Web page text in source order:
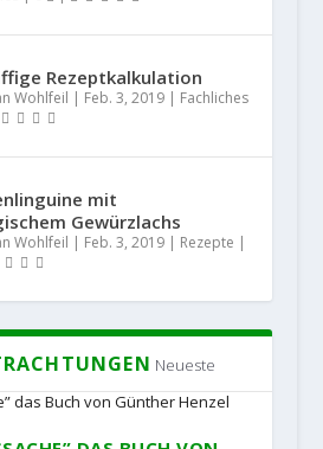
Rezeptkalkulation
Wohlfeil | Feb. 3, 2019| Fachliches
mit
Gewürzlachs
Wohlfeil | Feb. 3, 2019| Rezepte |
Neueste